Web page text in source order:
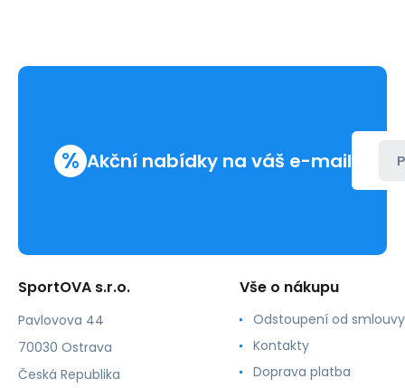
% Akční nabídky na váš e-mail
SportOVA s.r.o.
Pavlovova 44
70030 Ostrava
Česká Republika
Vše o nákupu
Odstoupení od smlouvy
Kontakty
Doprava platba